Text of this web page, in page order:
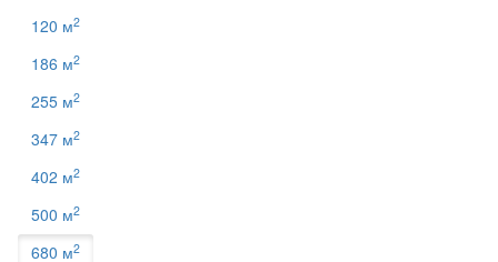
120 м2
186 м2
255 м2
347 м2
402 м2
500 м2
680 м2